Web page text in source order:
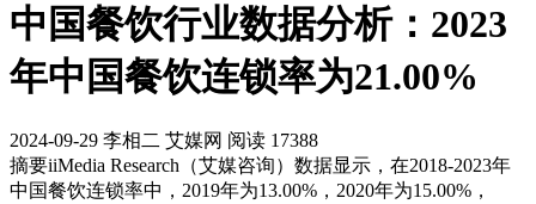
中国餐饮行业数据分析：2023
年中国餐饮连锁率为21.00%
2024-09-29 李相二 艾媒网 阅读 17388
摘要iiMedia Research（艾媒咨询）数据显示，在2018-2023年
中国餐饮连锁率中，2019年为13.00%，2020年为15.00%，